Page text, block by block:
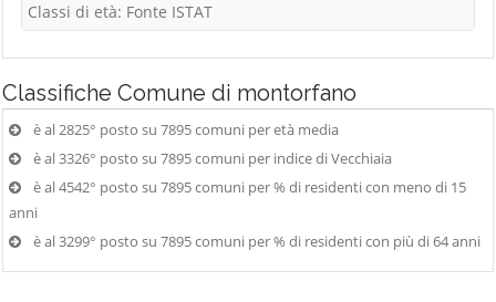
Classi di età: Fonte ISTAT
Classifiche Comune di montorfano
è al 2825° posto su 7895 comuni per età media
è al 3326° posto su 7895 comuni per indice di Vecchiaia
è al 4542° posto su 7895 comuni per % di residenti con meno di 15
anni
è al 3299° posto su 7895 comuni per % di residenti con più di 64 anni